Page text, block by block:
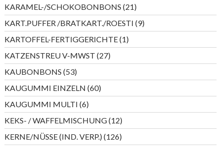
KARAMEL-/SCHOKOBONBONS 2121
Produkte
KART.PUFFER /BRATKART./ROESTI 99
Produkte
KARTOFFEL-FERTIGGERICHTE 11
Produkt
KATZENSTREU V-MWST 2727
Produkte
KAUBONBONS 5353
Produkte
KAUGUMMI EINZELN 6060
Produkte
KAUGUMMI MULTI 66
Produkte
KEKS- / WAFFELMISCHUNG 1212
Produkte
KERNE/NÜSSE (IND. VERP.) 126126
Produkte